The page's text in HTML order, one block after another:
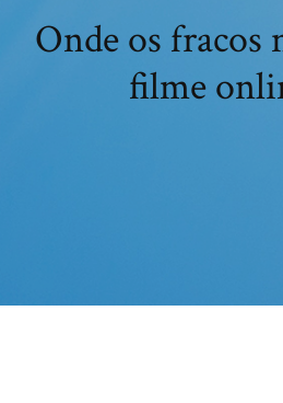
Onde os fracos
filme